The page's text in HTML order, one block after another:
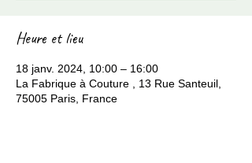
Heure et lieu
18 janv. 2024, 10:00 – 16:00
La Fabrique à Couture , 13 Rue Santeuil,
75005 Paris, France